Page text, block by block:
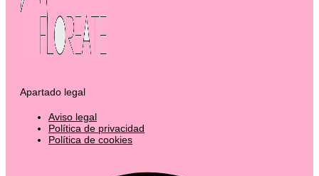
Apartado legal
Aviso legal
Política de privacidad
Política de cookies